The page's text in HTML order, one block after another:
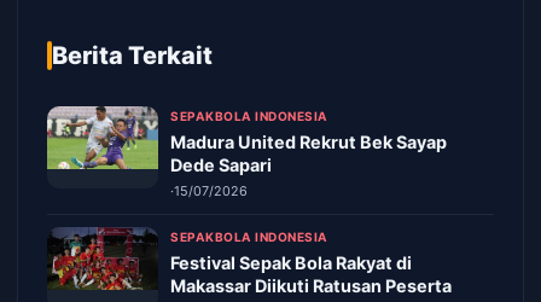
Berita Terkait
SEPAKBOLA INDONESIA
Madura United Rekrut Bek Sayap
Dede Sapari
·15/07/2026
SEPAKBOLA INDONESIA
Festival Sepak Bola Rakyat di
Makassar Diikuti Ratusan Peserta